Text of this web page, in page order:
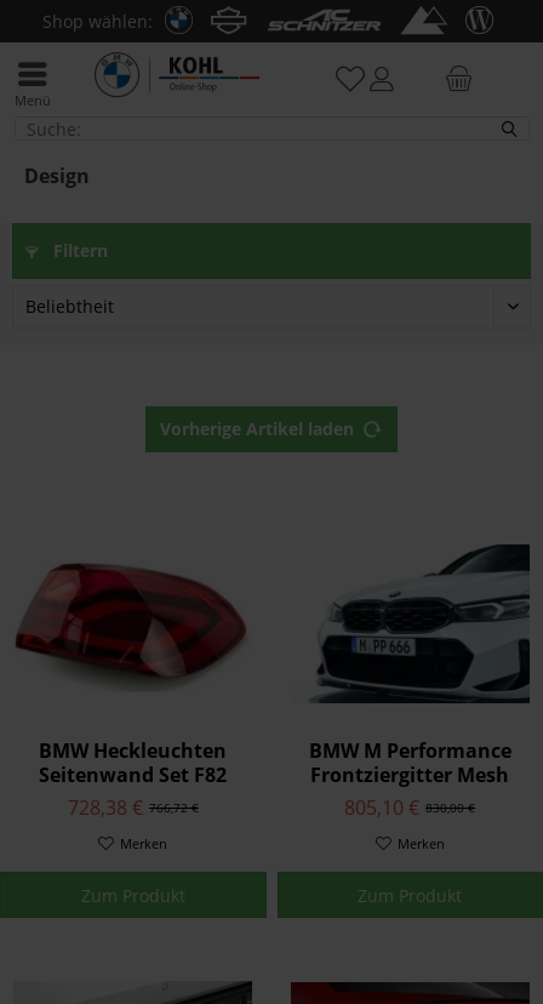
Shop wählen:
Menü
Design
Design
Filtern
Vorherige Artikel laden
BMW Heckleuchten
Seitenwand Set F82
766,72 €
728,38 €
Merken
Zum Produkt
BMW M Performance
Frontziergitter Mesh
Carbon 3er G20 LCI G21
LCI
830,00 €
805,10 €
Merken
Zum Produkt